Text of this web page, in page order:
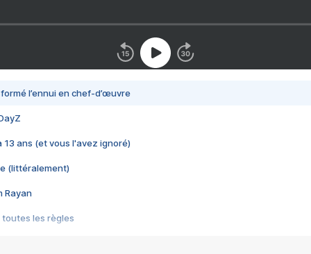
l’ennui en chef-d’œuvre
13 ans (et vous l'avez ignoré)
(littéralement)
Rayan
toutes les règles